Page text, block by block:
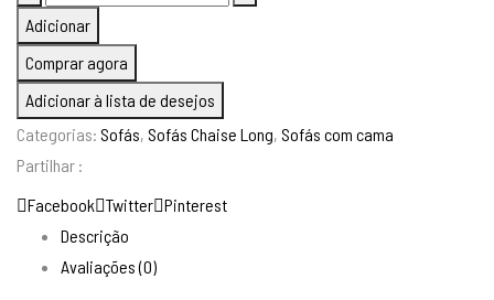
247,00 €.
de
Sofá
De
Canto
Alasca
com
Cama
Adicionar
Comprar agora
Adicionar à lista de desejos
Categorias: Sofás, Sofás Chaise Long, Sofás com cama
Partilhar :
Facebook Twitter Pinterest
Descrição
Avaliações (0)